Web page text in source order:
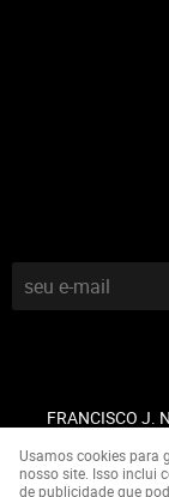
FRANCISCO J.
Usamos cookies para
nosso site. Isso inclui
de publicidade que